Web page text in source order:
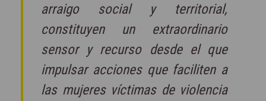
arraigo social y territorial,
constituyen un extraordinario
sensor y recurso desde el que
impulsar acciones que faciliten a
las mujeres víctimas de violencia